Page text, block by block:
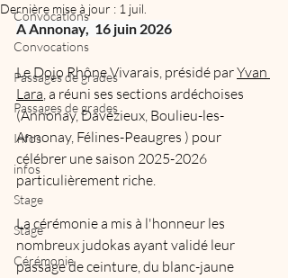
Convocations
Convocations
Passages de grades
Passages de grades
Infos
infos
Stage
Stage
Cérémonie
Dernière mise à jour : 1 juil.
A Annonay,  16 juin 2026
Le Dojo Rhône Vivarais, présidé par Yvan
Lara, a réuni ses sections ardéchoises
(Annonay, Davézieux, Boulieu-les-
Annonay, Félines-Peaugres ) pour
célébrer une saison 2025-2026
particulièrement riche.
La cérémonie a mis à l'honneur les
nombreux judokas ayant validé leur
passage de ceinture, du blanc-jaune